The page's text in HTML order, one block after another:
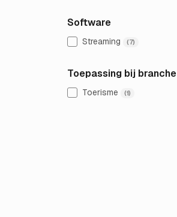
Software
Streaming (7)
Toepassing bij branche
Toerisme (1)